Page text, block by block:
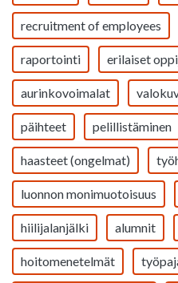
recruitment of employees
raportointi erilaiset
aurinkovoimalat
päihteet pelillistäminen
haasteet (ongelmat)
luonnon monimuotoisuus
hiilijalanjälki alumnit
hoitomenetelmät